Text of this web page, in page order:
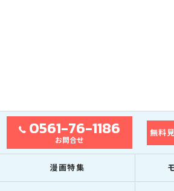
0561-76-1186
お問合せ
無料
漫画特集